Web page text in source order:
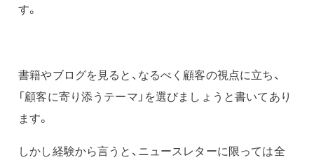
す。
書籍やブログを見ると、なるべく顧客の視点に立ち、
「顧客に寄り添うテーマ」を選びましょうと書いてあり
ます。
しかし経験から言うと、ニュースレターに限っては全